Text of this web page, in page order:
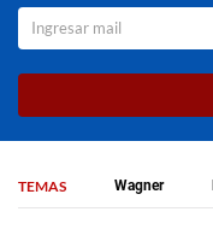
TEMAS Wagner